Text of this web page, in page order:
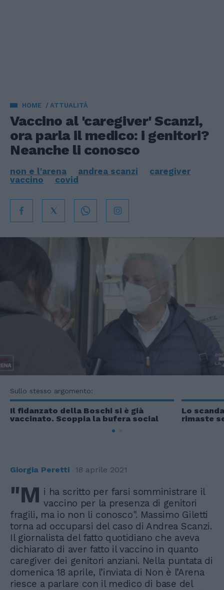
HOME ATTUALITÀ
Vaccino al 'caregiver' Scanzi,
ora parla il medico: i genitori?
Neanche li conosco
non e l'arena andrea scanzi
caregiver
vaccino
covid
Sullo stesso argomento:
Il fidanzato della Boschi si è già
vaccinato. Scoppia la bufera social
Lo
rimaste
Giorgia Peretti 18 aprile 2021
"M i ha scritto per farsi somministrare il
vaccino per la presenza di genitori
fragili, ma io non li conosco". Massimo Giletti
torna ad occuparsi del caso di Andrea Scanzi.
Il giornalista del fatto quotidiano che aveva
dichiarato di aver fatto il vaccino in quanto
caregiver dei genitori anziani. Nella puntata di
domenica 18 aprile, l’inviata di Non è l’Arena
riesce a parlare con il medico di base del